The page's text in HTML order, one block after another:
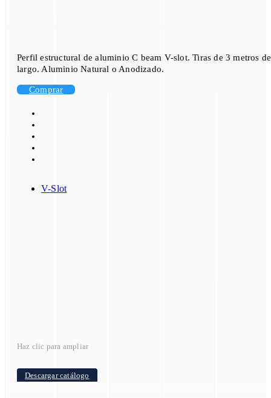
Perfil estructural de aluminio C beam V-slot. Tiras de 3 metros de
largo. Aluminio Natural o Anodizado.
Comprar
V-Slot
Haz clic para ampliar
Descargar catálogo